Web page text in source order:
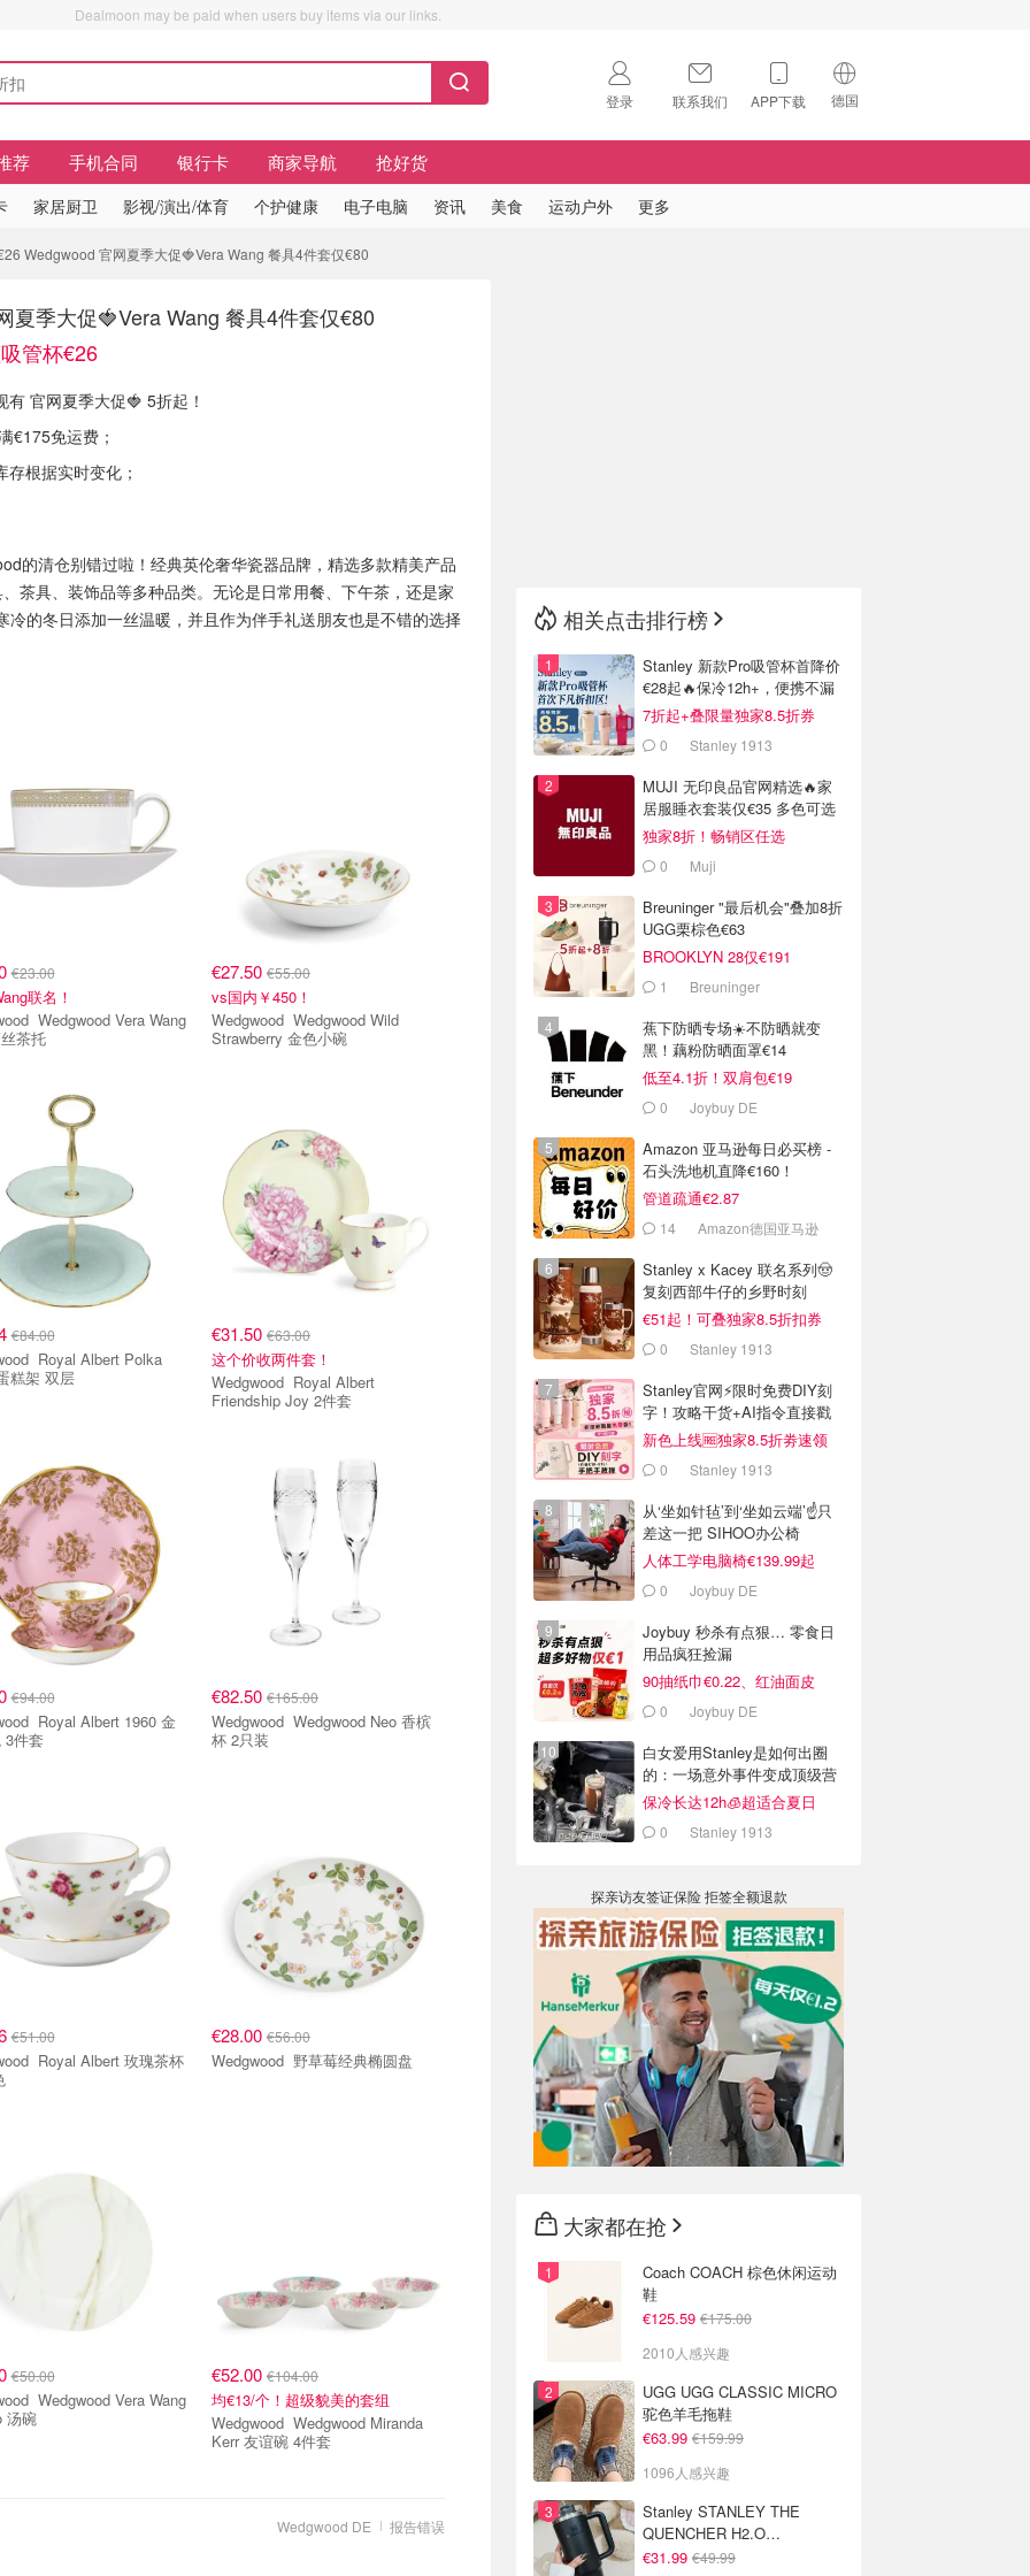
Dealmoon may be paid when users buy items via our links.
登录 联系我们 APP下载 德国
🇺🇸
荐 手机合同 银行卡 商家导航 抢好货
家居厨卫 影视/演出/体育 个护健康 电子电脑 资讯 美食 运动户外 更多
Wedgwood 官网夏季大促🍓Vera Wang 餐具4件套仅€80
夏季大促🍓Vera Wang 餐具4件套仅€80
管杯€26
官网夏季大促🍓 5折起！
€175免运费；
根据实时变化；
的清仓别错过啦！经典英伦奢华瓷器品牌，精选多款精美产品
茶具、装饰品等多种品类。无论是日常用餐、下午茶，还是家
冷的冬日添加一丝温暖，并且作为伴手礼送朋友也是不错的选择
€23.00
联名！
Vera Wang
茶托
€27.50 €55.00
vs国内￥450！
Wedgwood Wedgwood Wild
Strawberry 金色小碗
€84.00
Polka
糕架 双层
€31.50 €63.00
这个价收两件套！
Wedgwood Royal Albert
Friendship Joy 2件套
€94.00
1960 金
3件套
€82.50 €165.00
Wedgwood Wedgwood Neo 香槟
杯 2只装
€51.00
玫瑰茶杯
€28.00 €56.00
Wedgwood 野草莓经典椭圆盘
€50.00
Vera Wang
汤碗
€52.00 €104.00
均€13/个！超级貌美的套组
Wedgwood Wedgwood Miranda
Kerr 友谊碗 4件套
报告错误
Wedgwood DE
相关点击排行榜
Stanley 新款Pro吸管杯首降价
€28起🔥保冷12h+，便携不漏
水
7折起+叠限量独家8.5折券
0 Stanley 1913
MUJI 无印良品官网精选🔥家
居服睡衣套装仅€35 多色可选
独家8折！畅销区任选
0 Muji
Breuninger "最后机会"叠加8折
UGG栗棕色€63
BROOKLYN 28仅€191
1 Breuninger
蕉下防晒专场☀️不防晒就变
黑！藕粉防晒面罩€14
低至4.1折！双肩包€19
0 Joybuy DE
Amazon 亚马逊每日必买榜 -
石头洗地机直降€160！
管道疏通€2.87
14 Amazon德国亚马逊
Stanley x Kacey 联名系列🤠
复刻西部牛仔的乡野时刻
€51起！可叠独家8.5折扣券
0 Stanley 1913
Stanley官网⚡️限时免费DIY刻
字！攻略干货+AI指令直接戳
新色上线🆓独家8.5折劵速领
0 Stanley 1913
从‘坐如针毡’到‘坐如云端’☝️只
差这一把 SIHOO办公椅
人体工学电脑椅€139.99起
0 Joybuy DE
Joybuy 秒杀有点狠… 零食日
用品疯狂捡漏
90抽纸巾€0.22、红油面皮
€0.99
0 Joybuy DE
白女爱用Stanley是如何出圈
的：一场意外事件变成顶级营
销案例
保冷长达12h🧊超适合夏日
0 Stanley 1913
探亲访友签证保险 拒签全额退款
大家都在抢
Coach COACH 棕色休闲运动
鞋
€125.59 €175.00
2010人感兴趣
UGG UGG CLASSIC MICRO
驼色羊毛拖鞋
€63.99 €159.99
1096人感兴趣
Stanley STANLEY THE
QUENCHER H2.O
FLOWSTATE 保温杯 1.18L 黑
€31.99 €49.99